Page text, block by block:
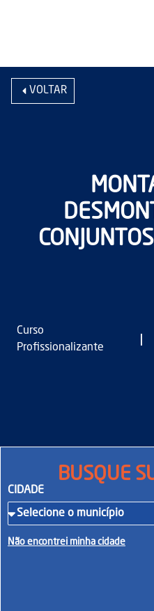
VOLTAR
Curso
Profissionalizante
|
BUSQUE
CIDADE
Não encontrei minha cidade